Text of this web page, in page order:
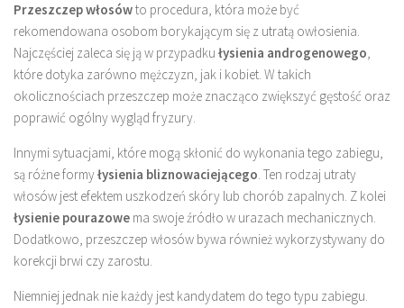
Przeszczep włosówto procedura, która może być
rekomendowana osobom borykającym się z utratą owłosienia.
Najczęściej zaleca się ją w przypadku łysienia androgenowego,
które dotyka zarówno mężczyzn, jak i kobiet. W takich
okolicznościach przeszczep może znacząco zwiększyć gęstość oraz
poprawić ogólny wygląd fryzury.
Innymi sytuacjami, które mogą skłonić do wykonania tego zabiegu,
są różne formyłysienia bliznowaciejącego. Ten rodzaj utraty
włosów jest efektem uszkodzeń skóry lub chorób zapalnych. Z kolei
łysienie pourazowe ma swoje źródło w urazach mechanicznych.
Dodatkowo, przeszczep włosów bywa również wykorzystywany do
korekcji brwi czy zarostu.
Niemniej jednak nie każdy jest kandydatem do tego typu zabiegu.